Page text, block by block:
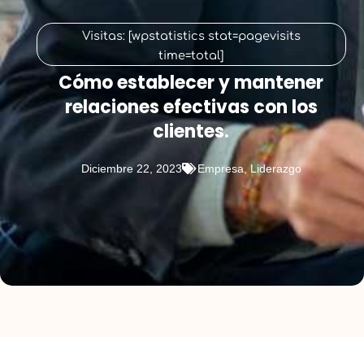
Visitas: [wpstatistics stat=pagevisits
time=total]
Cómo establecer y mantener
relaciones efectivas con los
clientes.
Diciembre 22, 2023 Empresa ,Liderazgo